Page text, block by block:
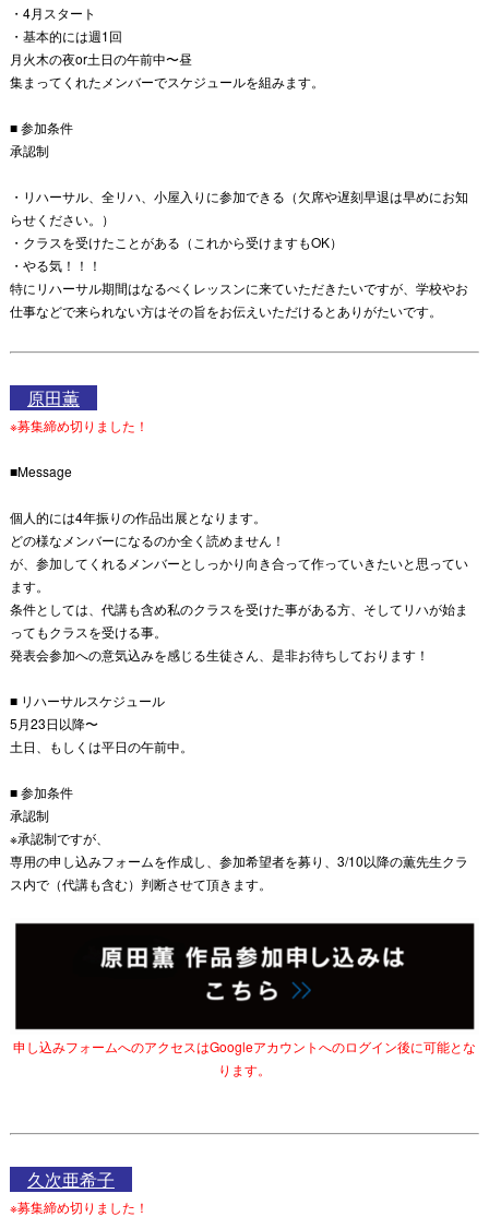
・4月スタート
・基本的には週1回
月火木の夜or土日の午前中〜昼
集まってくれたメンバーでスケジュールを組みます。
■ 参加条件
承認制
・リハーサル、全リハ、小屋入りに参加できる（欠席や遅刻早退は早めにお知
らせください。）
・クラスを受けたことがある（これから受けますもOK）
・やる気！！！
特にリハーサル期間はなるべくレッスンに来ていただきたいですが、学校やお
仕事などで来られない方はその旨をお伝えいただけるとありがたいです。
原田薫
※募集締め切りました！
■Message
個人的には4年振りの作品出展となります。
どの様なメンバーになるのか全く読めません！
が、参加してくれるメンバーとしっかり向き合って作っていきたいと思ってい
ます。
条件としては、代講も含め私のクラスを受けた事がある方、そしてリハが始ま
ってもクラスを受ける事。
発表会参加への意気込みを感じる生徒さん、是非お待ちしております！
■ リハーサルスケジュール
5月23日以降〜
土日、もしくは平日の午前中。
■ 参加条件
承認制
※承認制ですが、
専用の申し込みフォームを作成し、参加希望者を募り、3/10以降の薫先生クラ
ス内で（代講も含む）判断させて頂きます。
申し込みフォームへのアクセスはGoogleアカウントへのログイン後に可能とな
ります。
久次亜希子
※募集締め切りました！